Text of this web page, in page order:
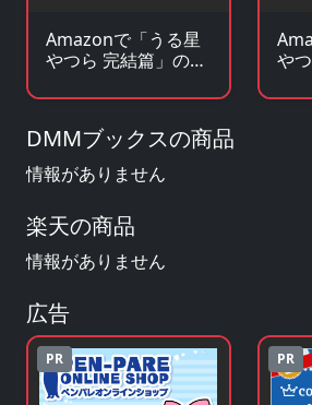
Amazonで「うる星
やつら 完結篇」の原
る
や
見る
DMMブックスの商品
情報がありません
楽天の商品
情報がありません
広告
PR PR